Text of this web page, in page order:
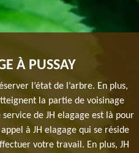
À PUSSAY
l’état de l’arbre. En plus,
la partie de voisinage
de JH elagage est là pour
à JH elagage qui se réside
votre travail. En plus, JH